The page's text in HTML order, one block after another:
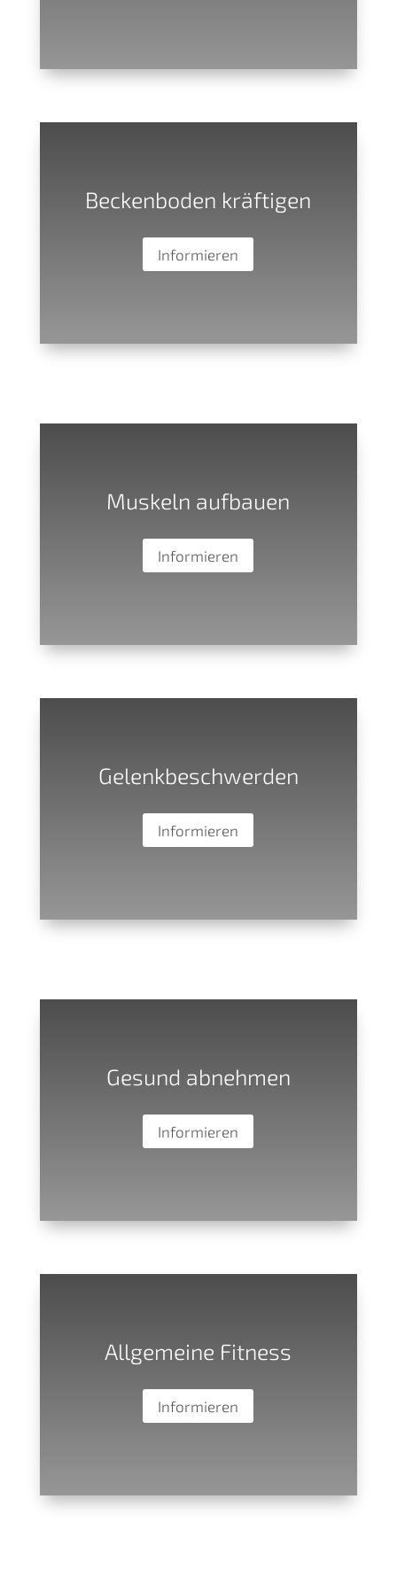
Beckenboden kräftigen
Informieren
Muskeln aufbauen
Informieren
Gelenkbeschwerden
Informieren
Gesund abnehmen
Informieren
Allgemeine Fitness
Informieren